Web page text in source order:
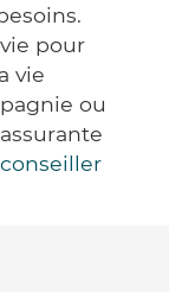
pour
vie
ou